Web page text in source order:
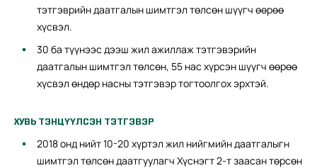
тэтгэврийн даатгалын шимтгэл төлсөн шүүгч өөрөө
хүсвэл.
30 ба түүнээс дээш жил ажиллаж тэтгэвэрийн
даатгалын шимтгэл төлсөн, 55 нас хүрсэн шүүгч өөрөө
хүсвэл өндөр насны тэтгэвэр тогтоолгох эрхтэй.
ХУВЬ ТЭНЦҮҮЛСЭН ТЭТГЭВЭР
2018 онд нийт 10-20 хүртэл жил нийгмийн даатгалыгн
шимтгэл төлсөн даатгуулагч Хүснэгт 2-т заасан төрсөн